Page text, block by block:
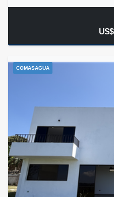
COMASAGUA